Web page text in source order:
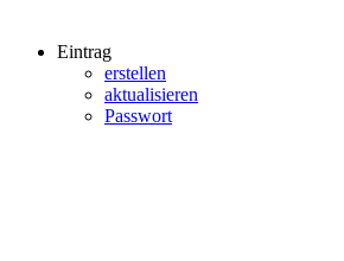
Eintrag
erstellen
aktualisieren
Passwort